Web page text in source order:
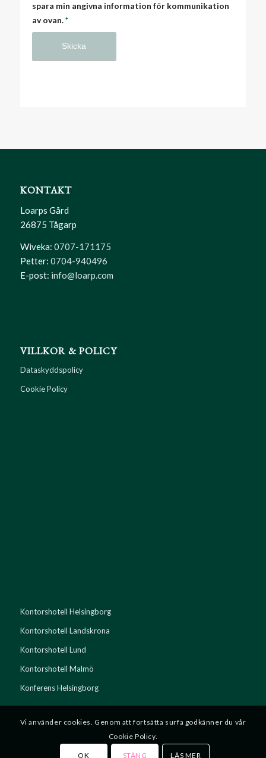
spara min angivna information för kommunikation
av ovan.*
KONTAKT
Loarps Gård
26875 Tågarp
Wiveka: 0707-171175
Petter: 0704-940496
E-post: info@loarp.com
VILLKOR & POLICY
Dataskyddspolicy
Cookie Policy
Kontorshotell Helsingborg
Kontorshotell Landskrona
Kontorshotell Lund
Kontorshotell Malmö
Konferens Helsingborg
Vi använder cookies. Genom att fortsätta surfa godkänner du vår
Cookie Policy.
OK STÄNG LÄS MER